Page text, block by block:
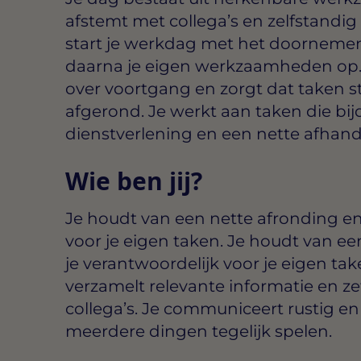
afstemt met collega’s en
start je werkdag met het
daarna je eigen werkzaamheden
over voortgang en zorgt dat taken
afgerond. Je werkt aan taken die
dienstverlening en een nette
Wie ben jij?
Je houdt van een nette afronding
voor je eigen taken. Je houdt van
je verantwoordelijk voor je eigen
verzamelt relevante informatie en
collega’s. Je communiceert rustig
meerdere dingen tegelijk spelen.